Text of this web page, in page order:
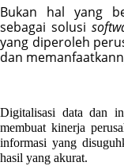
Bukan hal yang
sebagai solusi
yang diperoleh
dan
Digitalisasi data dan
membuat kinerja
informasi yang
hasil yang akurat.